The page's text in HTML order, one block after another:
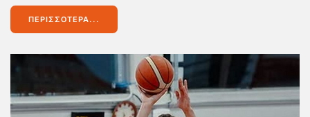
ΠΕΡΙΣΣΌΤΕΡΑ...